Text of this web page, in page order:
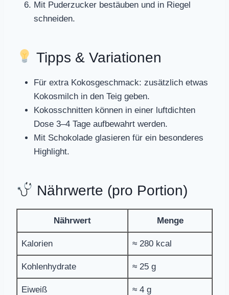
Mit Puderzucker bestäuben und in Riegel
schneiden.
Tipps & Variationen
Für extra Kokosgeschmack: zusätzlich etwas
Kokosmilch in den Teig geben.
Kokosschnitten können in einer luftdichten
Dose 3–4 Tage aufbewahrt werden.
Mit Schokolade glasieren für ein besonderes
Highlight.
Nährwerte (pro Portion)
Nährwert Menge
Kalorien ≈ 280 kcal
Kohlenhydrate ≈ 25 g
Eiweiß ≈ 4 g